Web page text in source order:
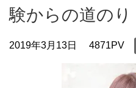
験からの道のり
2019年3月13日 4871PV